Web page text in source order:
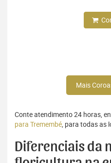
Mais
Conte atendimento 24 horas,
para Tremembé, para todas as
Diferenciais da